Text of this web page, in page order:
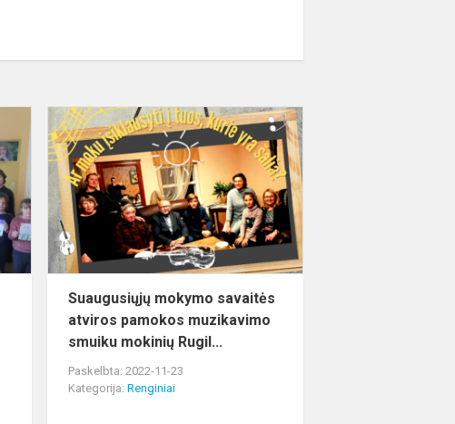
Integruota
fortepijono-
dailės
pamoka
„Skambančios
spalvos“
Suaugusiųjų
mokymo
savaitės
atviros
pamokos
smui...
Suaugusiųjų mokymo savaitės
atviros pamokos muzikavimo
smuiku mokinių Rugil...
Paskelbta: 2022-11-23
Kategorija:Renginiai